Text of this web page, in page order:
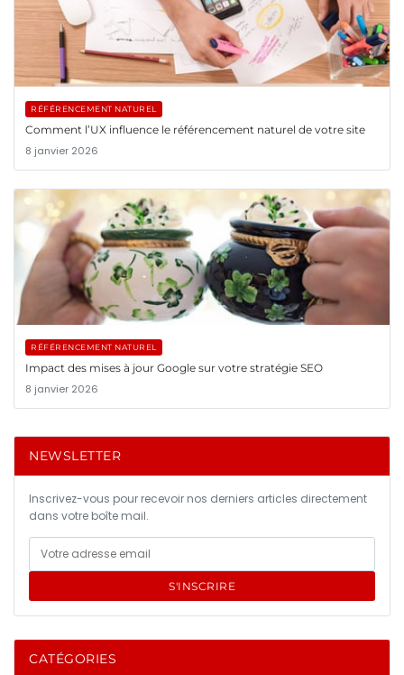
RÉFÉRENCEMENT NATUREL
Comment l’UX influence le référencement naturel de votre site
8 janvier 2026
RÉFÉRENCEMENT NATUREL
Impact des mises à jour Google sur votre stratégie SEO
8 janvier 2026
NEWSLETTER
Inscrivez-vous pour recevoir nos derniers articles directement
dans votre boîte mail.
S'INSCRIRE
CATÉGORIES